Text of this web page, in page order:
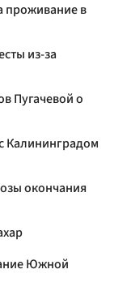
проживание в
из-за
Пугачевой о
Калининградом
окончания
Южной